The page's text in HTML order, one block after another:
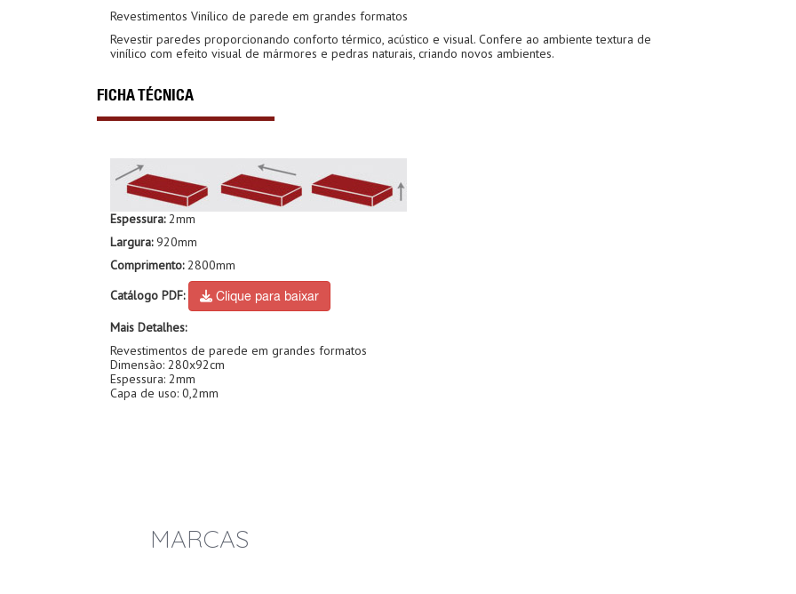
Revestimentos Vinílico de parede em grandes formatos
Revestir paredes proporcionando conforto térmico, acústico e visual. Confere ao ambiente textura de
vinílico com efeito visual de mármores e pedras naturais, criando novos ambientes.
FICHA TÉCNICA
Espessura:2mm
Largura:920mm
Comprimento:2800mm
Catálogo PDF:
Clique para baixar
Mais Detalhes:
Revestimentos de parede em grandes formatos
Dimensão: 280x92cm
Espessura: 2mm
Capa de uso: 0,2mm
MARCAS